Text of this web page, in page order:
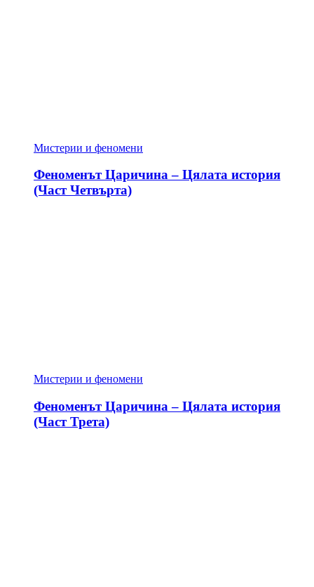
Мистерии и феномени
Феноменът Царичина – Цялата история
(Част Четвърта)
Мистерии и феномени
Феноменът Царичина – Цялата история
(Част Трета)